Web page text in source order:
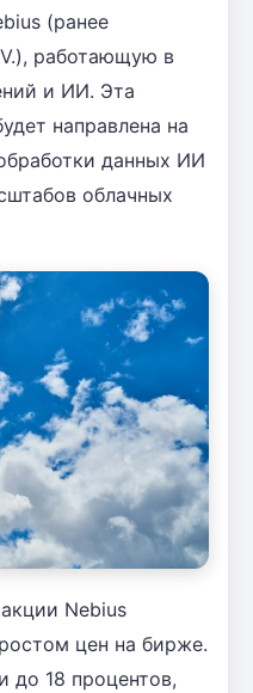
(ранее
работающую в
и ИИ. Эта
направлена на
данных ИИ
облачных
Nebius
цен на бирже.
до 18 процентов,